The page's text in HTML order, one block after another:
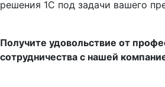
решения 1С под задачи вашего
Получите удовольствие от
сотрудничества с нашей